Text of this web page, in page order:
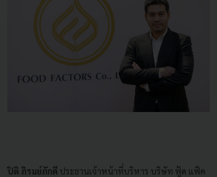
ปิติ ภิรมย์ภักดี ประธานเจ้าหน้าที่บริหาร บริษัท ฟู้ด แฟ็ค